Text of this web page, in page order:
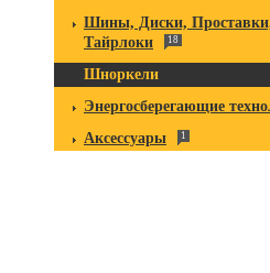
Шины, Диски,
Тайрлоки
18
Шноркели
Энергосберегающие
Аксессуары 1